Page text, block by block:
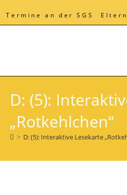
springen
Termine an der SGS
D: (5):
„Rotkehlchen“
> D: (5): Interaktive Lesekarte